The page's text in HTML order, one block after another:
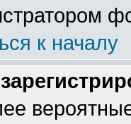
к началу